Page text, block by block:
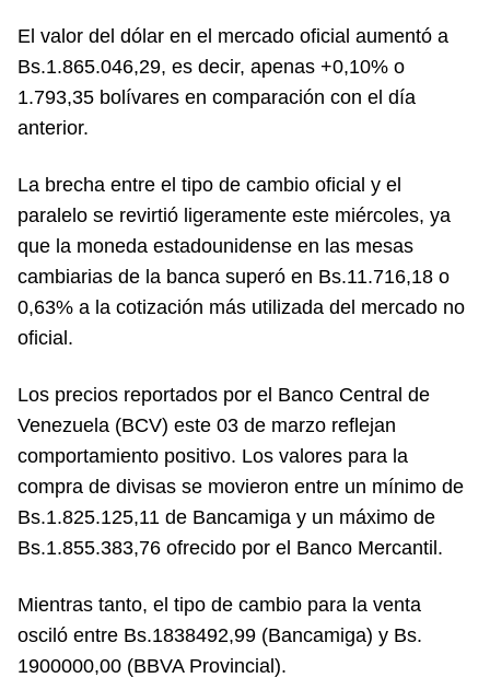
El valor del dólar en el mercado oficial aumentó a
Bs.1.865.046,29, es decir, apenas +0,10% o
1.793,35 bolívares en comparación con el día
anterior.
La brecha entre el tipo de cambio oficial y el
paralelo se revirtió ligeramente este miércoles, ya
que la moneda estadounidense en las mesas
cambiarias de la banca superó en Bs.11.716,18 o
0,63% a la cotización más utilizada del mercado no
oficial.
Los precios reportados por el Banco Central de
Venezuela (BCV) este 03 de marzo reflejan
comportamiento positivo. Los valores para la
compra de divisas se movieron entre un mínimo de
Bs.1.825.125,11 de Bancamiga y un máximo de
Bs.1.855.383,76 ofrecido por el Banco Mercantil.
Mientras tanto, el tipo de cambio para la venta
osciló entre Bs.1838492,99 (Bancamiga) y Bs.
1900000,00 (BBVA Provincial).